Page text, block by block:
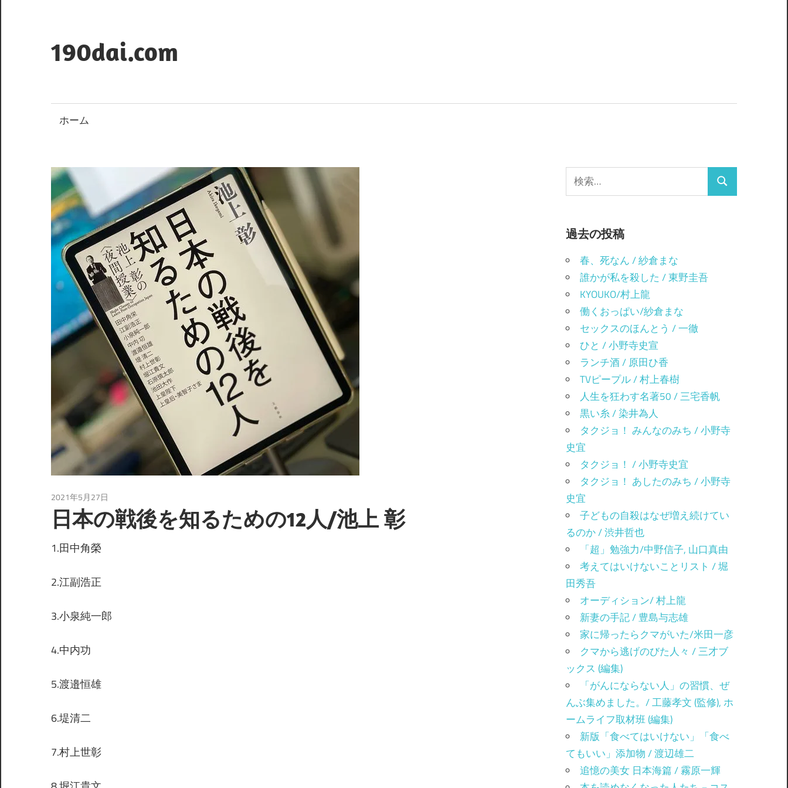
テ
ン
キ
190dai.com
ホーム
2021年5月27日
日本の戦後を知るための12人/池上 彰
1.田中角榮
2.江副浩正
3.小泉純一郎
4.中内功
5.渡邉恒雄
6.堤清二
7.村上世彰
索:
検
過去の投稿
春、死なん / 紗倉まな
誰かが私を殺した / 東野圭吾
KYOUKO/村上龍
働くおっぱい/紗倉まな
セックスのほんとう / 一徹
ひと / 小野寺史宣
ランチ酒 / 原田ひ香
TVピープル / 村上春樹
人生を狂わす名著50 / 三宅香帆
黒い糸 / 染井為人
タクジョ！ みんなのみち / 小野寺
史宜
タクジョ！ / 小野寺史宜
タクジョ！ あしたのみち / 小野寺
史宜
子どもの自殺はなぜ増え続けてい
るのか / 渋井哲也
「超」勉強力/中野信子, 山口真由
考えてはいけないことリスト / 堀
田秀吾
オーディション/ 村上龍
新妻の手記 / 豊島与志雄
家に帰ったらクマがいた/米田一彦
クマから逃げのびた人々 / 三才ブ
ックス (編集)
「がんにならない人」の習慣、ぜ
んぶ集めました。/ 工藤孝文 (監修), ホ
ームライフ取材班 (編集)
新版「食べてはいけない」「食べ
てもいい」添加物 / 渡辺雄二
追憶の美女 日本海篇 / 霧原一輝